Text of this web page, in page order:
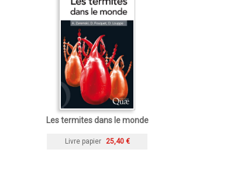
Les termites dans le monde
Livre papier 25,40 €